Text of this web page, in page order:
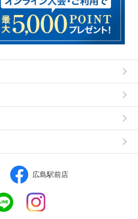
広島駅前店